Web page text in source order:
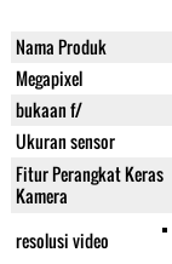
Nama Produk
Megapixel
bukaan f/
Ukuran sensor
Fitur Perangkat Keras
Kamera
resolusi video